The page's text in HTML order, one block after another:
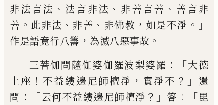
非法言法 、 法言非法 、 非善言善 、 善言非
善 。 此非法 、 非善 、 非佛教 ， 如是不淨 。」
作是語竟行八籌 ， 為滅八惡事故 。
三菩伽問薩伽婆伽羅波梨婆羅 ： 「大德
上座 ！不益縷邊尼師檀淨 ， 實淨不 ？」 還
問 ：「云何不益縷邊尼師檀淨 ？」 答 ：「毘